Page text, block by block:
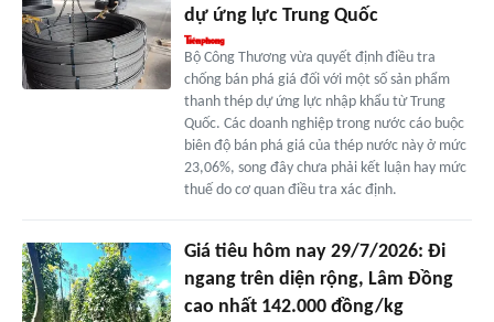
dự ứng lực Trung Quốc
Bộ Công Thương vừa quyết định điều tra
chống bán phá giá đối với một số sản phẩm
thanh thép dự ứng lực nhập khẩu từ Trung
Quốc. Các doanh nghiệp trong nước cáo buộc
biên độ bán phá giá của thép nước này ở mức
23,06%, song đây chưa phải kết luận hay mức
thuế do cơ quan điều tra xác định.
Giá tiêu hôm nay 29/7/2026: Đi
ngang trên diện rộng, Lâm Đồng
cao nhất 142.000 đồng/kg